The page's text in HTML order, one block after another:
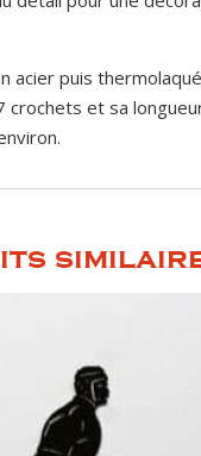
acier puis
crochets et sa